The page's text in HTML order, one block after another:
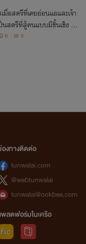
เมื่อสตรีที่เคยอ่อนแอและเจ้า
นสตรีที่สู้คนแบบมีชั้นเชิง อีก
วน้อยที่คอยเป็นฟันเฟืองเ
อนให้แผนการหนีออกจากจว
0 3
งทางติดต่อ
tunwalai.com
@webtunwalai
tunwalai@ookbee.com
พลตฟอร์มในเครือ